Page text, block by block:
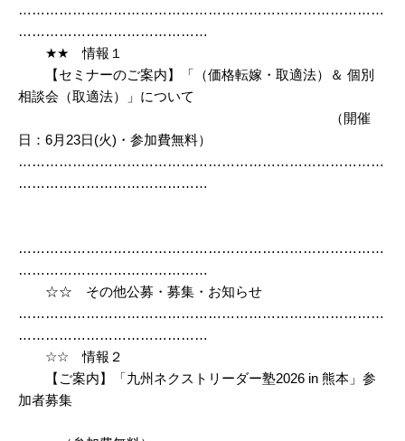
………………………………………………………………………
……………………………………
★★ 情報１
【セミナーのご案内】「（価格転嫁・取適法）＆ 個別
相談会（取適法）」について
（開催
日：6月23日(火)・参加費無料）
………………………………………………………………………
……………………………………
………………………………………………………………………
……………………………………
☆☆ その他公募・募集・お知らせ
………………………………………………………………………
……………………………………
☆☆ 情報２
【ご案内】「九州ネクストリーダー塾2026 in 熊本」参
加者募集